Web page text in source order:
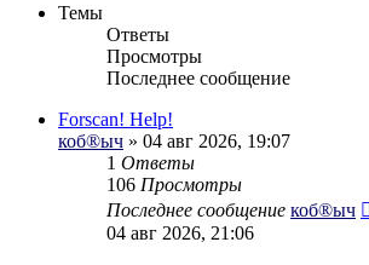
Темы
Ответы
Просмотры
Последнее сообщение
Forscan! Help!
коб®ыч » 04 авг 2026, 19:07
1 Ответы
106 Просмотры
Последнее сообщение коб®ыч
04 авг 2026, 21:06